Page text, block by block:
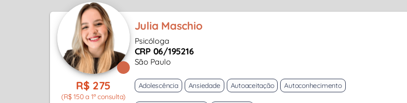
Julia Maschio
Psicóloga
CRP 06/195216
São Paulo
R$ 275
(R$ 150 a 1ª consulta)
Adolescência Ansiedade Autoaceitação Autoconhecimento